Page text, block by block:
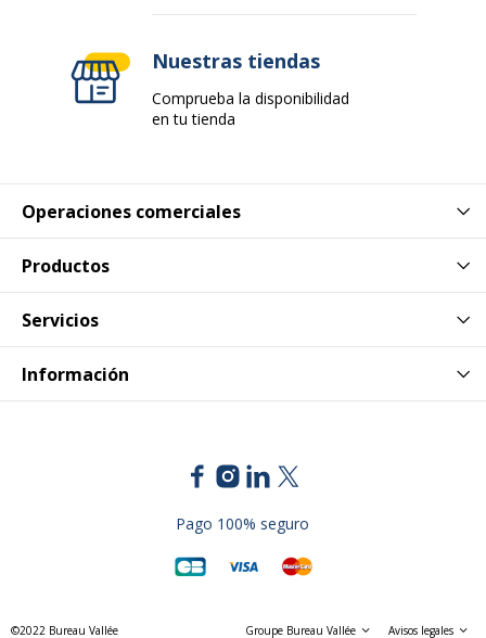
Operaciones comerciales
Productos
Servicios
Información
Nuestras tiendas
Comprueba la disponibilidad
en tu tienda
Pago 100% seguro
©2022 Bureau Vallée Groupe Bureau Vallée Avisos legales